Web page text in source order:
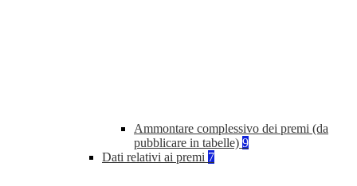
Ammontare complessivo dei premi (da
pubblicare in tabelle) 9
Dati relativi ai premi 7